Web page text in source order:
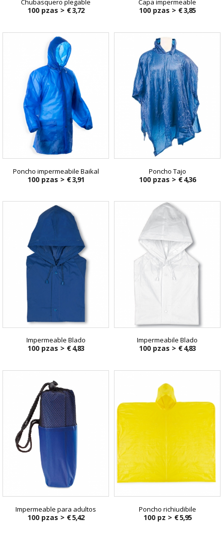
100 pzas > € 3,72 100 pzas > € 3,85
Poncho impermeabile Baikal
100 pzas > € 3,91
Poncho Tajo
100 pzas > € 4,36
Impermeable Blado
100 pzas > € 4,83
Impermeabile Blado
100 pzas > € 4,83
Impermeable para adultos
100 pzas > € 5,42
Poncho richiudibile
100 pz > € 5,95